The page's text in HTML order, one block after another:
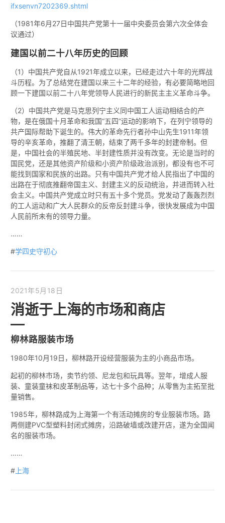
ifxsenvn7202369.shtml
（1981年6月27日中国共产党第十一届中央委员会第六次全体会
议通过）
建国以前二十八年历史的回顾
（1）中国共产党自从1921年成立以来，已经走过六十年的光辉战
斗历程。为了总结党在建国以来三十二年的经验，有必要简略地回
顾一下建国以前二十八年党领导人民进行的新民主主义革命斗争。
（2）中国共产党是马克思列宁主义同中国工人运动相结合的产
物，是在俄国十月革命和我国“五四”运动的影响下，在列宁领导的
共产国际帮助下诞生的。伟大的革命先行者孙中山先生1911年领
导的辛亥革命，推翻了清王朝，结束了两千多年的封建帝制。但
是，中国社会的半殖民地、半封建性质并没有改变。无论是当时的
国民党，还是其他资产阶级和小资产阶级政治派别，都没有也不可
能找到国家和民族的出路。只有中国共产党才给人民指出了中国的
出路在于彻底推翻帝国主义、封建主义的反动统治，并进而转入社
会主义。中国共产党成立时只有五十多个党员。党发动了轰轰烈烈
的工人运动和广大人民群众的反帝反封建斗争，很快发展成为中国
人民前所未有的领导力量。
……
#学四史守初心
2021年5月18日
消逝于上海的市场和商店
柳林路服装市场
1980年10月19日，柳林路开设经营服装为主的小商品市场。
起初的柳林市场，卖节约领、尼龙包和玩具等。翌年，增成人服
装、童装童袜和皮革制品等，达七十多个品种；从零售为主拓至批
量销售。
1985年，柳林路成为上海第一个有活动摊房的专业服装市场。路
两侧建PVC型塑料封闭式摊房，沿路破墙或改建开店，遂为全国闻
名的服装市场。
……
# 上海